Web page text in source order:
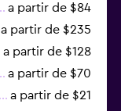
a partir de $84
a partir de $235
a partir de $128
a partir de $70
a partir de $21